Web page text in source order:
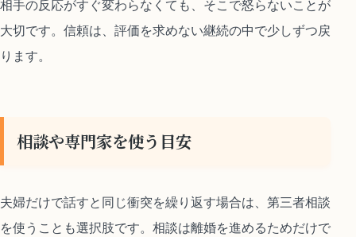
相手の反応がすぐ変わらなくても、そこで怒らないことが
大切です。信頼は、評価を求めない継続の中で少しずつ戻
ります。
相談や専門家を使う目安
夫婦だけで話すと同じ衝突を繰り返す場合は、第三者相談
を使うことも選択肢です。相談は離婚を進めるためだけで